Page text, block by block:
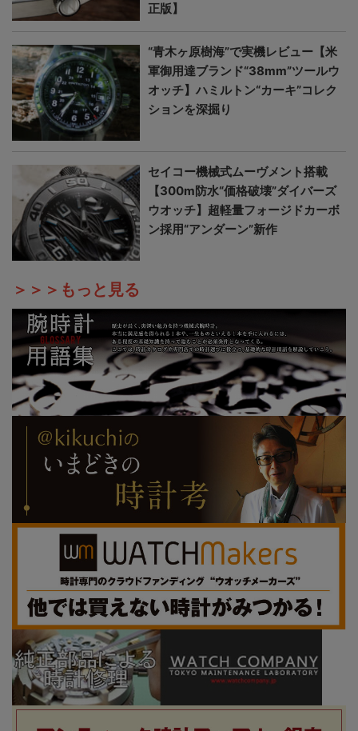
正版】
“青木ヶ原樹海”で実機レビュー【米
軍御用達ブランド“38mm”ツールウ
オッチ】ハミルトン“カーキ”コレク
ションを深掘り
セイコー機械式ムーヴメント搭載
【300m防水“価格破壊”ダイバーズ
ウオッチ】超軽量フォージドカーボ
ン採用“アンダーン”新作
＞＞＞もっと見る